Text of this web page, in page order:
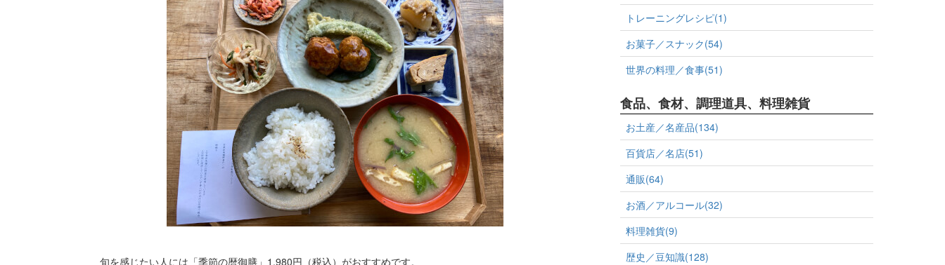
旬を感じたい人には「季節の暦御膳」1,980円（税込）がおすすめです。
トレーニングレシピ(1)
お菓子／スナック(54)
世界の料理／食事(51)
食品、食材、調理道具、料理雑貨
お土産／名産品(134)
百貨店／名店(51)
通販(64)
お酒／アルコール(32)
料理雑貨(9)
歴史／豆知識(128)